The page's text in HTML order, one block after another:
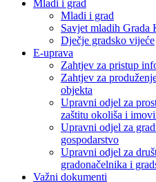
Mladi i grad
Mladi i grad
Savjet mladih Grada
Dječje gradsko vijeće
E-uprava
Zahtjev za pristup
Zahtjev za
objekta
Upravni odjel za
zaštitu okoliša i
Upravni odjel za
gospodarstvo
Upravni odjel za
gradonačelnika i
Važni dokumenti